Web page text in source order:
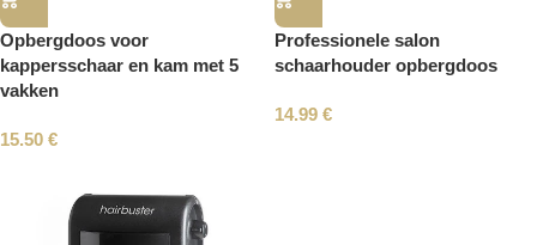
Opbergdoos voor
kappersschaar en kam met 5
vakken
15.50 €
Professionele salon
schaarhouder opbergdoos
14.99 €